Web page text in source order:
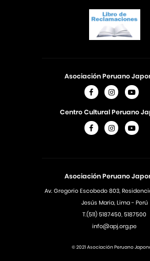
Asociación Peruano
Av. Gregorio Escobedo 803,
Jesús Maria, Lima - Perú
T.(511) 5187450, 5187500
info@apj.org.pe
Asociación Peruano
Centro Cultural Peruano
© 2021 Asociación Peruano